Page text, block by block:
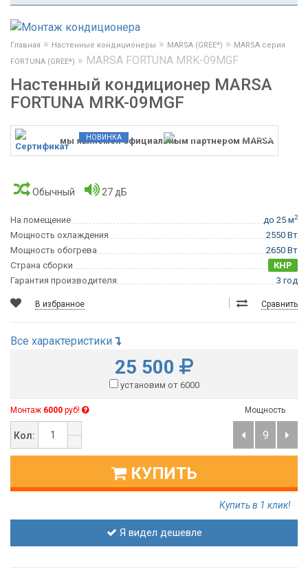
Главная » Настенные кондиционеры » MARSA (GREE*) » MARSA серия
FORTUNA (GREE*) » MARSA FORTUNA MRK-09MGF
Настенный кондиционер MARSA
FORTUNA MRK-09MGF
НОВИНКА
мы являемся официальным партнером MARSA
Обычный 27 дБ
На помещение до 25 м2
Мощность охлаждения
2550 Вт
Мощность обогрева
2650 Вт
Страна сборки
КНР
Гарантия производителя
3 год
В избранное Сравнить
Все характеристики
25 500
установим от 6000
Монтаж 6000 руб!
Кол:
Мощность
9
КУПИТЬ
Купить в 1 клик!
Я видел дешевле